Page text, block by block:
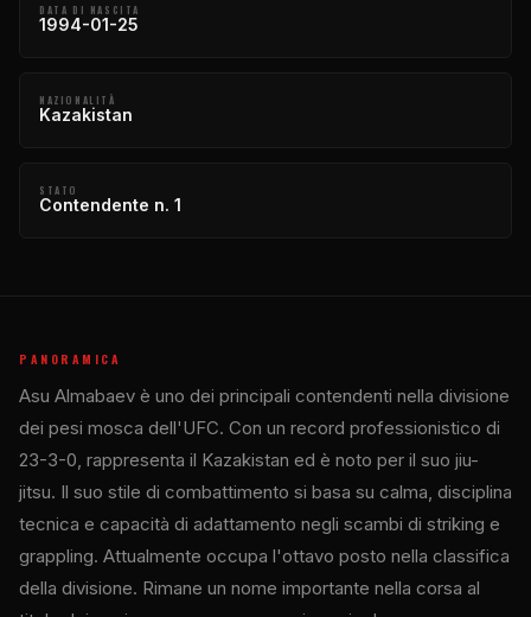
DATA DI NASCITA
1994-01-25
NAZIONALITÀ
Kazakistan
STATO
Contendente n. 1
PANORAMICA
Asu Almabaev è uno dei principali contendenti nella divisione
dei pesi mosca dell'UFC. Con un record professionistico di
23-3-0, rappresenta il Kazakistan ed è noto per il suo jiu-
jitsu. Il suo stile di combattimento si basa su calma, disciplina
tecnica e capacità di adattamento negli scambi di striking e
grappling. Attualmente occupa l'ottavo posto nella classifica
della divisione. Rimane un nome importante nella corsa al